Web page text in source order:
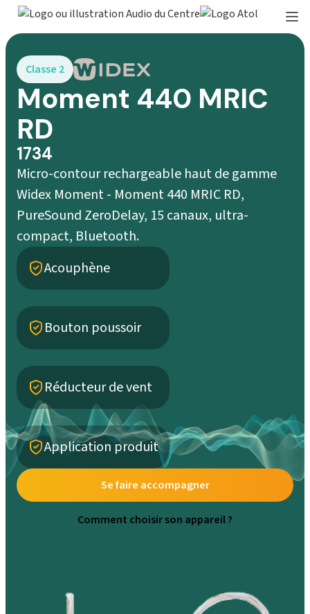
Classe 2
Moment 440 MRIC
RD
1734
Micro-contour rechargeable haut de gamme
Widex Moment - Moment 440 MRIC RD,
PureSound ZeroDelay, 15 canaux, ultra-
compact, Bluetooth.
Acouphène
Bouton poussoir
Réducteur de vent
Application produit
Se faire accompagner
Comment choisir son appareil ?